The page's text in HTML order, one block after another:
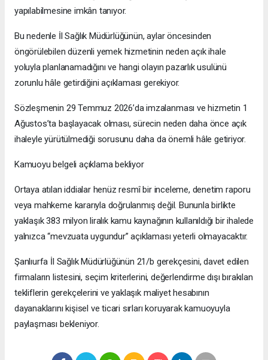
yapılabilmesine imkân tanıyor.
Bu nedenle İl Sağlık Müdürlüğünün, aylar öncesinden
öngörülebilen düzenli yemek hizmetinin neden açık ihale
yoluyla planlanamadığını ve hangi olayın pazarlık usulünü
zorunlu hâle getirdiğini açıklaması gerekiyor.
Sözleşmenin 29 Temmuz 2026’da imzalanması ve hizmetin 1
Ağustos’ta başlayacak olması, sürecin neden daha önce açık
ihaleyle yürütülmediği sorusunu daha da önemli hâle getiriyor.
Kamuoyu belgeli açıklama bekliyor
Ortaya atılan iddialar henüz resmî bir inceleme, denetim raporu
veya mahkeme kararıyla doğrulanmış değil. Bununla birlikte
yaklaşık 383 milyon liralık kamu kaynağının kullanıldığı bir ihalede
yalnızca “mevzuata uygundur” açıklaması yeterli olmayacaktır.
Şanlıurfa İl Sağlık Müdürlüğünün 21/b gerekçesini, davet edilen
firmaların listesini, seçim kriterlerini, değerlendirme dışı bırakılan
tekliflerin gerekçelerini ve yaklaşık maliyet hesabının
dayanaklarını kişisel ve ticari sırları koruyarak kamuoyuyla
paylaşması bekleniyor.